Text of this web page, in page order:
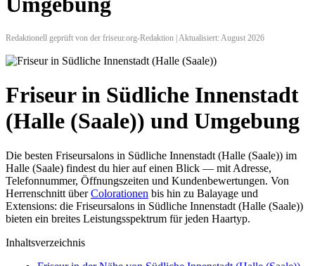
Redaktionell geprüft von der friseur.org-Redaktion | Aktualisiert: August 2026
Friseur in Südliche Innenstadt
(Halle (Saale)) und Umgebung
Die besten Friseursalons in Südliche Innenstadt (Halle (Saale)) im
Halle (Saale) findest du hier auf einen Blick — mit Adresse,
Telefonnummer, Öffnungszeiten und Kundenbewertungen. Von
Herrenschnitt überColorationen bis hin zu Balayage und
Extensions: die Friseursalons in Südliche Innenstadt (Halle (Saale))
bieten ein breites Leistungsspektrum für jeden Haartyp.
Inhaltsverzeichnis